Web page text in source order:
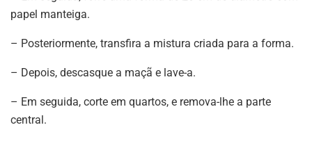
papel manteiga.
– Posteriormente, transfira a mistura criada para a forma.
– Depois, descasque a maçã e lave-a.
– Em seguida, corte em quartos, e remova-lhe a parte
central.